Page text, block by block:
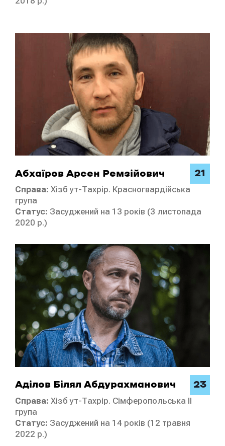
Абхаїров Арсен Ремзійович 21
Справа: Хізб ут-Тахрір. Красногвардійська
група
Статус: Засуджений на 13 років (3 листопада
2020 р.)
Аділов Білял Абдурахманович 23
Справа: Хізб ут-Тахрір. Сімферопольська II
група
Статус: Засуджений на 14 років (12 травня
2022 р.)